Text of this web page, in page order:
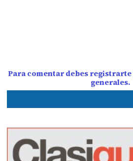
Para comentar debes
generales.